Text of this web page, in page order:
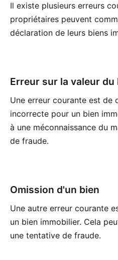
Il existe plusieurs erreurs
propriétaires peuvent
déclaration de leurs biens
Erreur sur la valeur du
Une erreur courante est de
incorrecte pour un bien
à une méconnaissance du
de fraude.
Omission d'un bien
Une autre erreur courante
un bien immobilier. Cela
une tentative de fraude.